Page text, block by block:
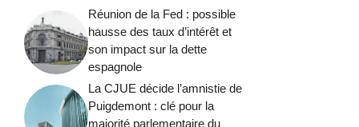
Réunion de la Fed : possible
hausse des taux d’intérêt et
son impact sur la dette
espagnole
La CJUE décide l’amnistie de
Puigdemont : clé pour la
majorité parlementaire du